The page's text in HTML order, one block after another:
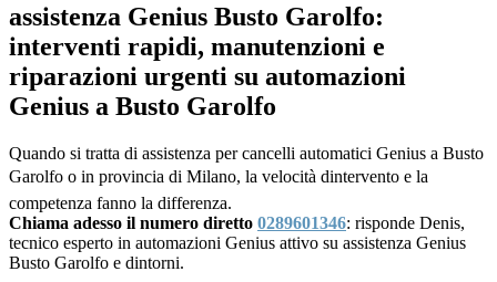
assistenza Genius Busto Garolfo:
interventi rapidi, manutenzioni e
riparazioni urgenti su automazioni
Genius a Busto Garolfo
Quando si tratta di assistenza per cancelli automatici Genius a Busto
Garolfo o in provincia di Milano, la velocità dintervento e la
competenza fanno la differenza.
Chiama adesso il numero diretto 0289601346: risponde Denis,
tecnico esperto in automazioni Genius attivo su assistenza Genius
Busto Garolfo e dintorni.